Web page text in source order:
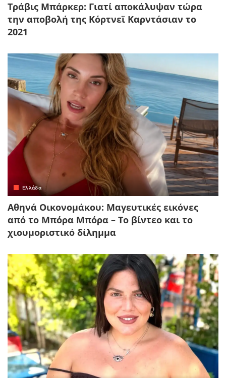
Τράβις Μπάρκερ: Γιατί αποκάλυψαν τώρα
την αποβολή της Κόρτνεϊ Καρντάσιαν το
2021
Ελλάδα
Αθηνά Οικονομάκου: Μαγευτικές εικόνες
από το Μπόρα Μπόρα – Το βίντεο και το
χιουμοριστικό δίλημμα